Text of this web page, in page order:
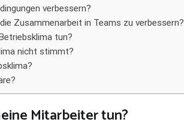
verbessern?
Zusammenarbeit in Teams zu verbessern?
tun?
nicht stimmt?
Mitarbeiter tun?